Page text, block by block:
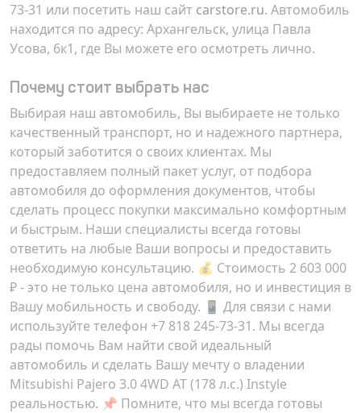
73-31 или посетить наш сайт carstore.ru. Автомобиль
находится по адресу: Архангельск, улица Павла
Усова, 6к1, где Вы можете его осмотреть лично.
Почему стоит выбрать нас
Выбирая наш автомобиль, Вы выбираете не только
качественный транспорт, но и надежного партнера,
который заботится о своих клиентах. Мы
предоставляем полный пакет услуг, от подбора
автомобиля до оформления документов, чтобы
сделать процесс покупки максимально комфортным
и быстрым. Наши специалисты всегда готовы
ответить на любые Ваши вопросы и предоставить
необходимую консультацию. 💰 Стоимость 2 603 000
₽ - это не только цена автомобиля, но и инвестиция в
Вашу мобильность и свободу. 📱 Для связи с нами
используйте телефон +7 818 245-73-31. Мы всегда
рады помочь Вам найти свой идеальный
автомобиль и сделать Вашу мечту о владении
Mitsubishi Pajero 3.0 4WD AT (178 л.с.) Instyle
реальностью. 📌 Помните, что мы всегда готовы